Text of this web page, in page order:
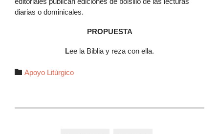
diarias o dominicales.
PROPUESTA
Lee la Biblia y reza con ella.
 Autor
Apoyo Litúrgico